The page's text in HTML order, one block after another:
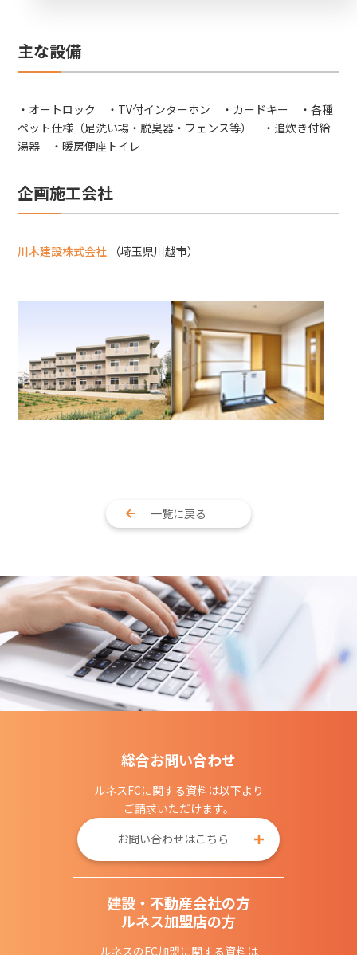
主な設備
・オートロック ・TV付インターホン ・カードキー ・各種
ペット仕様（足洗い場・脱臭器・フェンス等） ・追炊き付給
湯器 ・暖房便座トイレ
企画施工会社
川木建設株式会社 （埼玉県川越市）
一覧に戻る
総合お問い合わせ
ルネスFCに関する資料は以下より
ご請求いただけます。
お問い合わせはこちら
建設・不動産会社の方
ルネス加盟店の方
ルネスのFC加盟に関する資料は